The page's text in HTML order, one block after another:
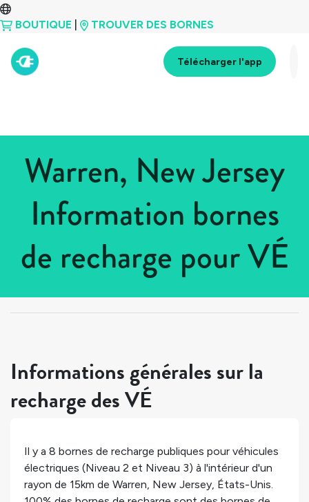
BOUTIQUE TROUVER DES BORNES
Télécharger l'app
Warren, New Jersey
Information bornes
de recharge pour VÉ
États-Unis > New Jersey
Informations générales sur la
recharge des VÉ
Il y a 8 bornes de recharge publiques pour véhicules
électriques (Niveau 2 et Niveau 3) à l'intérieur d'un
rayon de 15km de Warren, New Jersey, États-Unis.